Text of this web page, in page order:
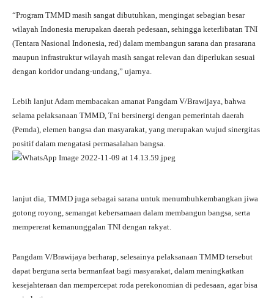
“Program TMMD masih sangat dibutuhkan, mengingat sebagian besar
wilayah Indonesia merupakan daerah pedesaan, sehingga keterlibatan TNI
(Tentara Nasional Indonesia, red) dalam membangun sarana dan prasarana
maupun infrastruktur wilayah masih sangat relevan dan diperlukan sesuai
dengan koridor undang-undang,” ujarnya.
Lebih lanjut Adam membacakan amanat Pangdam V/Brawijaya, bahwa
selama pelaksanaan TMMD, Tni bersinergi dengan pemerintah daerah
(Pemda), elemen bangsa dan masyarakat, yang merupakan wujud sinergitas
positif dalam mengatasi permasalahan bangsa.
lanjut dia, TMMD juga sebagai sarana untuk menumbuhkembangkan jiwa
gotong royong, semangat kebersamaan dalam membangun bangsa, serta
mempererat kemanunggalan TNI dengan rakyat.
Pangdam V/Brawijaya berharap, selesainya pelaksanaan TMMD tersebut
dapat berguna serta bermanfaat bagi masyarakat, dalam meningkatkan
kesejahteraan dan mempercepat roda perekonomian di pedesaan, agar bisa